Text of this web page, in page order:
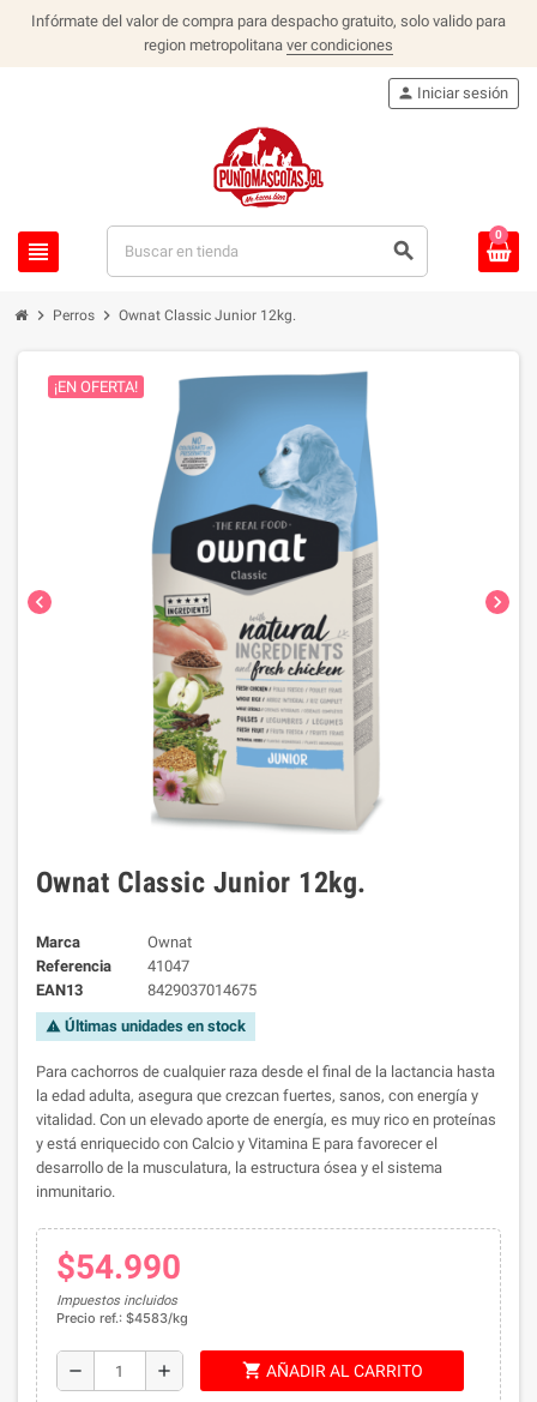
Infórmate del valor de compra para despacho gratuito, solo valido para
region metropolitana ver condiciones
view_headline search
person Iniciar sesión
0
chevron_right Perros chevron_right Ownat Classic Junior 12kg.
chevron_left chevron_right
¡EN OFERTA!
Ownat Classic Junior 12kg.
Marca
Ownat
Referencia
41047
EAN13
8429037014675
warning Últimas unidades en stock
Para cachorros de cualquier raza desde el final de la lactancia hasta
la edad adulta, asegura que crezcan fuertes, sanos, con energía y
vitalidad. Con un elevado aporte de energía, es muy rico en proteínas
y está enriquecido con Calcio y Vitamina E para favorecer el
desarrollo de la musculatura, la estructura ósea y el sistema
inmunitario.
$54.990
Impuestos incluidos
Precio ref.: $4583/kg
remove add shopping_cart AÑADIR AL CARRITO